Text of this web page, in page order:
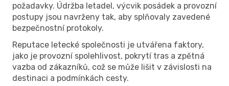
požadavky. Údržba letadel, výcvik posádek a provozní
postupy jsou navrženy tak, aby splňovaly zavedené
bezpečnostní protokoly.
Reputace letecké společnosti je utvářena faktory,
jako je provozní spolehlivost, pokrytí tras a zpětná
vazba od zákazníků, což se může lišit v závislosti na
destinaci a podmínkách cesty.